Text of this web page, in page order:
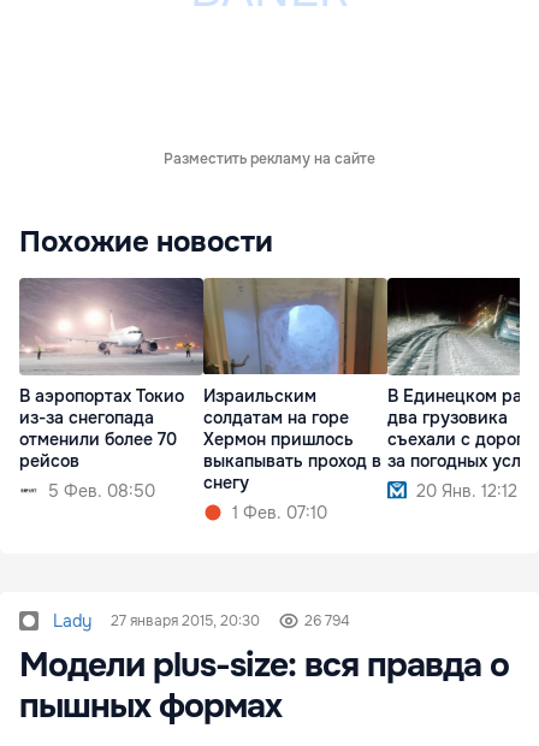
Разместить рекламу на сайте
Похожие новости
В аэропортах Токио
из-за снегопада
отменили более 70
рейсов
5 Фев. 08:50
Израильским
солдатам на горе
Хермон пришлось
выкапывать проход в
снегу
1 Фев. 07:10
В Единецком
два грузовика
съехали с дороги
за погодных
20 Янв. 12:12
Lady 27 января 2015, 20:30 26 794
Модели plus-size: вся правда о
пышных формах